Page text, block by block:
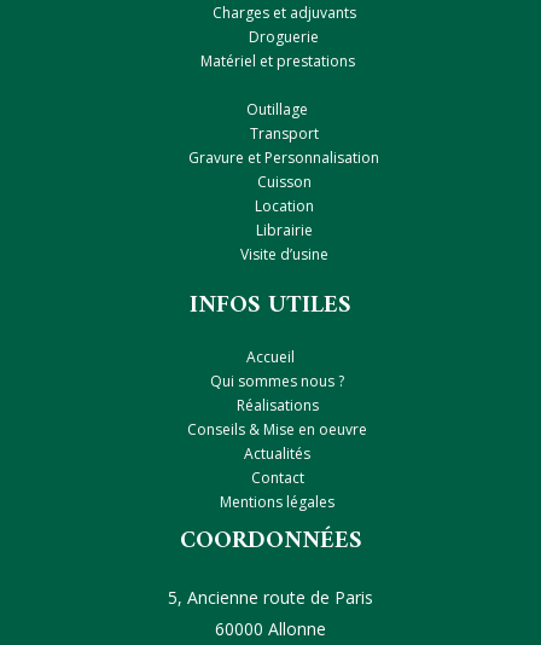
Charges et adjuvants
Droguerie
Matériel et prestations
Outillage
Transport
Gravure et Personnalisation
Cuisson
Location
Librairie
Visite d’usine
INFOS UTILES
Accueil
Qui sommes nous ?
Réalisations
Conseils & Mise en oeuvre
Actualités
Contact
Mentions légales
COORDONNÉES
5, Ancienne route de Paris
60000 Allonne